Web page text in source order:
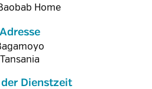
Home
Adresse
Tansania
der Dienstzeit